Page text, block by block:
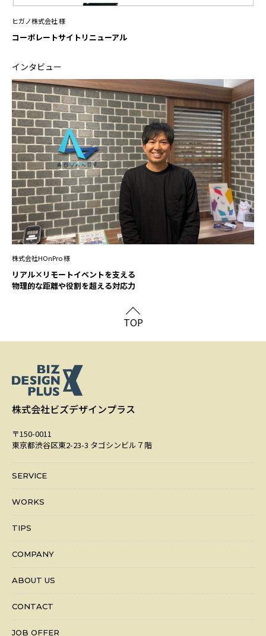
ヒガノ株式会社 様
コーポレートサイトリニューアル
インタビュー
株式会社HOnPro 様
リアル×リモートイベントを支える
物理的な距離や役割を超える対応力
TOP
株式会社ビズデザインプラス
〒150-0011
東京都渋谷区東2-23-3 タゴシンビル７階
SERVICE
WORKS
TIPS
COMPANY
ABOUT US
CONTACT
JOB OFFER